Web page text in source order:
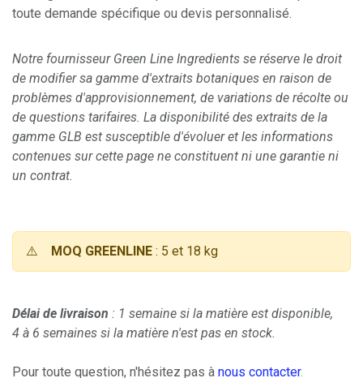
toute demande spécifique ou devis personnalisé.
Notre fournisseur Green Line Ingredients se réserve le droit
de modifier sa gamme d'extraits botaniques en raison de
problèmes d'approvisionnement, de variations de récolte ou
de questions tarifaires. La disponibilité des extraits de la
gamme GLB est susceptible d'évoluer et les informations
contenues sur cette page ne constituent ni une garantie ni
un contrat.
⚠️ MOQ GREENLINE : 5 et 18 kg
Délai de livraison : 1 semaine si la matière est disponible,
4 à 6 semaines si la matière n'est pas en stock.
Pour toute question, n'hésitez pas à nous contacter.